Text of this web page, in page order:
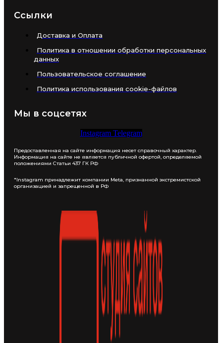
Ссылки
Доставка и Оплата
Политика в отношении обработки персональных
данных
Пользовательское соглашение
Политика использования cookie-файлов
Мы в соцсетях
Instagram Telegram
Предоставленная на сайте информация несет справочный характер.
Информация на сайте не является публичной офертой, определяемой
положениями Статьи 437 ГК РФ
*Instagram принадлежит компании Meta, признанной экстремистской
организацией и запрещенной в РФ